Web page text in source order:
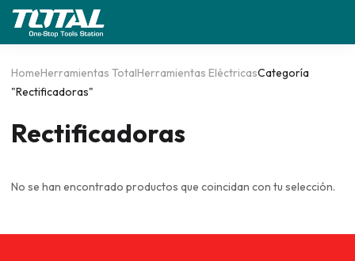
HomeHerramientas TotalHerramientas EléctricasCategoría
"Rectificadoras"
Rectificadoras
No se han encontrado productos que coincidan con tu selección.